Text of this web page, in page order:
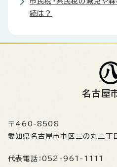
続は？
名古屋
〒460-8508
愛知県名古屋市中区三の丸三丁
代表電話： 052-961-1111